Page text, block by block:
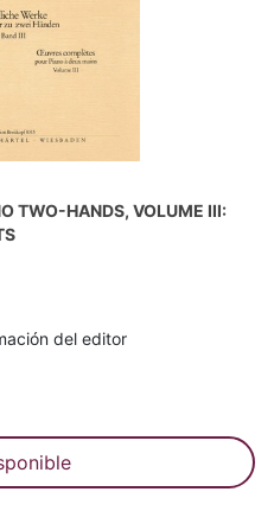
TWO-HANDS, VOLUME III:
del editor